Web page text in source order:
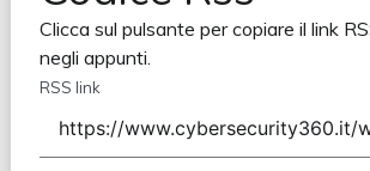
Clicca sul pulsante per copiare il link
negli appunti.
RSS link